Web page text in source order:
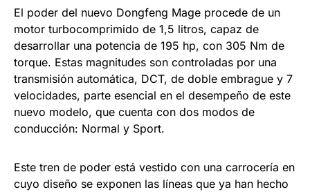
El poder del nuevo Dongfeng Mage procede de un
motor turbocomprimido de 1,5 litros, capaz de
desarrollar una potencia de 195 hp, con 305 Nm de
torque. Estas magnitudes son controladas por una
transmisión automática, DCT, de doble embrague y 7
velocidades, parte esencial en el desempeño de este
nuevo modelo, que cuenta con dos modos de
conducción: Normal y Sport.
Este tren de poder está vestido con una carrocería en
cuyo diseño se exponen las líneas que ya han hecho